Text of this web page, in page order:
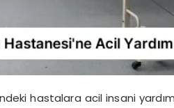
hastalara acil insani